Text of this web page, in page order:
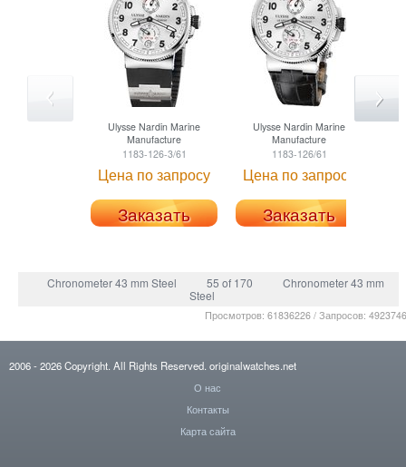
Ulysse Nardin Marine
Manufacture
1183-126-3/61
Цена по запросу
Заказать
Ulysse Nardin Marine
Manufacture
1183-126/61
Цена по запросу
Заказать
Chronometer 43 mm Steel 55 of 170
Chronometer 43 mm
Steel
Просмотров: 61836226 / Запросов:
2006- 2026Copyright. All Rights Reserved. originalwatches.net
О нас
Контакты
Карта сайта